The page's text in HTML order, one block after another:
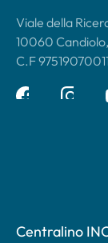
Viale della
10060
C.F 97519070011
Centralino